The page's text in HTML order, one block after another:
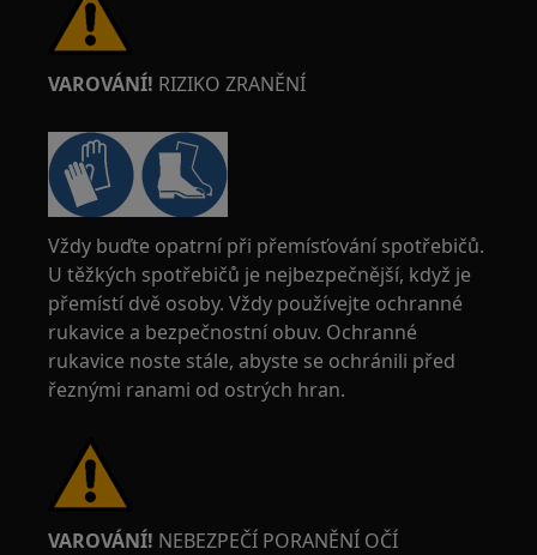
VAROVÁNÍ! RIZIKO ZRANĚNÍ
Vždy buďte opatrní při přemísťování spotřebičů.
U těžkých spotřebičů je nejbezpečnější, když je
přemístí dvě osoby. Vždy používejte ochranné
rukavice a bezpečnostní obuv. Ochranné
rukavice noste stále, abyste se ochránili před
řeznými ranami od ostrých hran.
VAROVÁNÍ! NEBEZPEČÍ PORANĚNÍ OČÍ